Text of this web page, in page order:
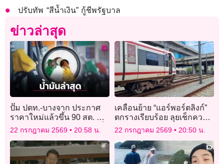
ปรับทัพ “สีน้ำเงิน” กู้ชีพรัฐบาล
ข่าวล่าสุด
ปั๊ม ปตท.-บางจาก ประกาศ
ราคาใหม่แล้วขึ้น 90 สต. ทุก
ชนิดตาม กบน. แจงยิบเหตุที่
ต้องขึ้น
22 กรกฎาคม 2569 20:58 น.
เคลื่อนย้าย “แอร์พอร์ตลิงก์”
ตกรางเรียบร้อย ลุยเช็กความ
ปลอดภัย เปิดบริการปกติพรุ่ง
22 กรกฎาคม 2569 20:50 น.